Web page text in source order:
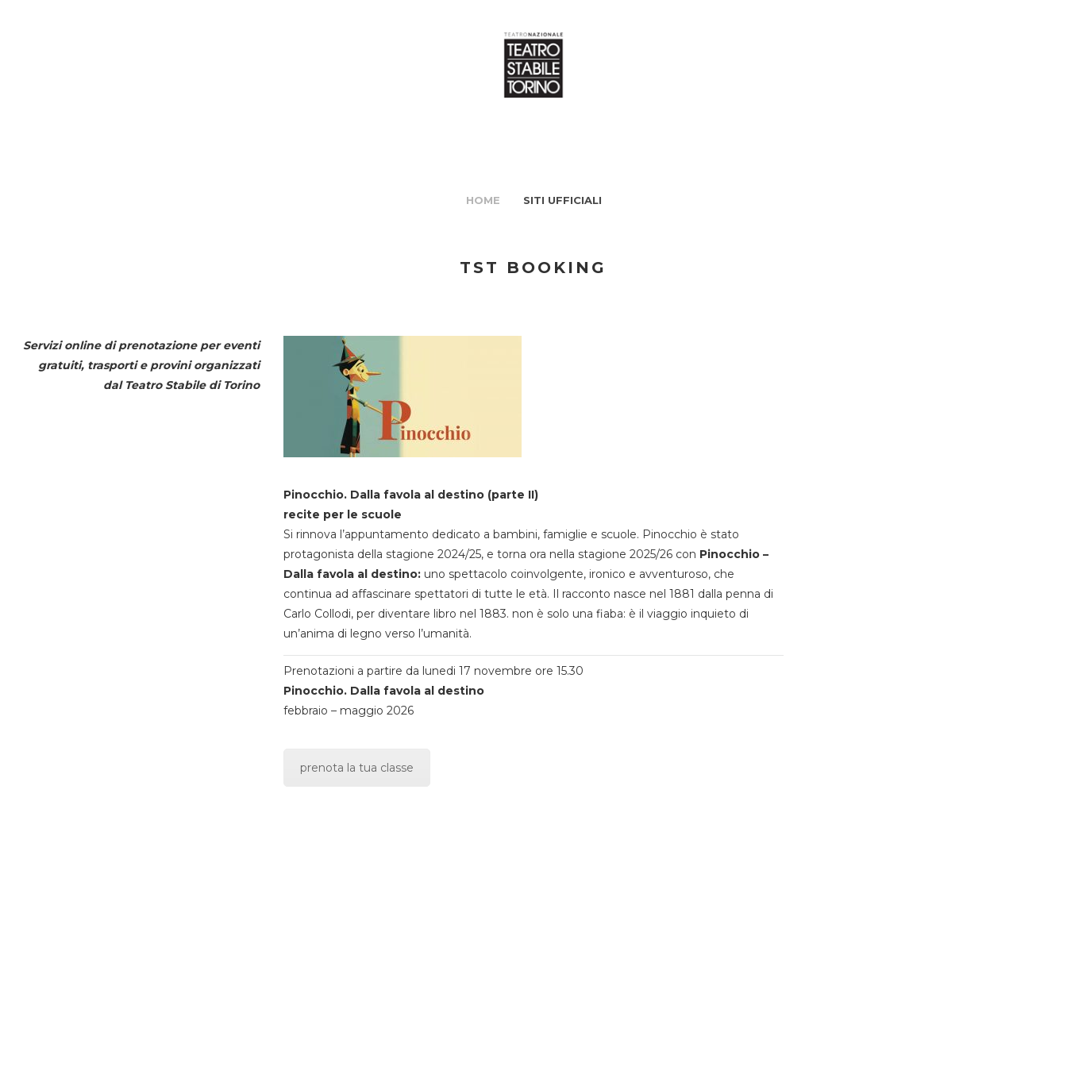
HOME SITI UFFICIALI
TST BOOKING
Servizi online di prenotazione per eventi
gratuiti, trasporti e provini organizzati
dal Teatro Stabile di Torino
Pinocchio. Dalla favola al destino (parte II)
recite per le scuole
Si rinnova l’appuntamento dedicato a bambini, famiglie e scuole. Pinocchio è stato
protagonista della stagione 2024/25, e torna ora nella stagione 2025/26 con Pinocchio –
Dalla favola al destino:uno spettacolo coinvolgente, ironico e avventuroso, che
continua ad affascinare spettatori di tutte le età. Il racconto nasce nel 1881 dalla penna di
Carlo Collodi, per diventare libro nel 1883. non è solo una fiaba: è il viaggio inquieto di
un’anima di legno verso l’umanità.
Prenotazioni a partire da lunedi 17 novembre ore 15.30
Pinocchio. Dalla favola al destino
febbraio – maggio 2026
prenota la tua classe